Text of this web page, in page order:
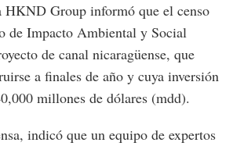
HKND Group informó que el censo
de Impacto Ambiental y Social
de canal nicaragüense, que
a finales de año y cuya inversión
millones de dólares (mdd).
indicó que un equipo de expertos